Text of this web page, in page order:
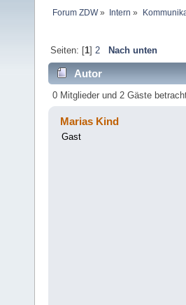
Forum ZDW» Intern »
Seiten: [1] 2 Nach unten
Autor
0 Mitglieder und 2 Gäste
Marias Kind
Gast